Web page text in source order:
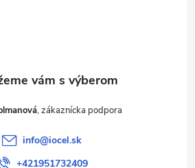
info@iocel.sk
+421951732409